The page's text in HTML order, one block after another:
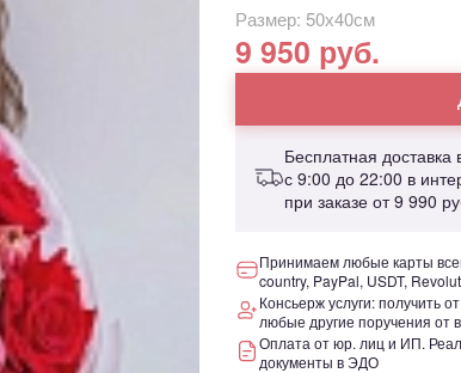
Размер: 50х40см
9 950 руб.
Бесплатная
с 9:00 до 22:00 в
при заказе от9 990
Принимаем любые карты
country, PayPal, USDT,
Консьерж услуги: получить
любые другие поручения от
Оплата от юр. лиц и ИП.
документы в ЭДО